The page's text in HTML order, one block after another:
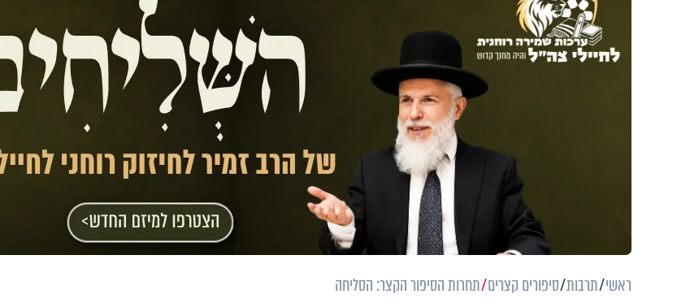
ראשי תרבות סיפורים קצרים תחרות הסיפור הקצר: הסליחה